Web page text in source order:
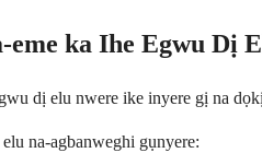
ka Ihe Egwu Dị
dị elu nwere ike inyere gị na
na-agbanweghi gụnyere: